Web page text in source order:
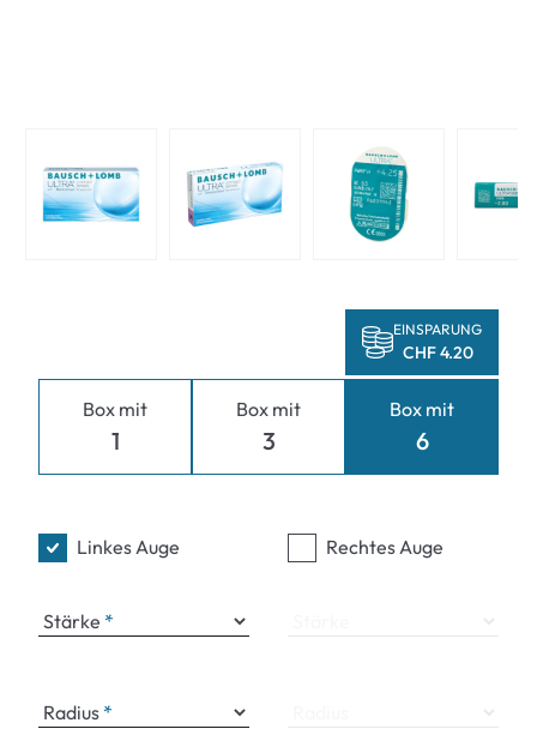
Box mit
1
Box mit
3
EINSPARUNG
CHF 4.20
Box mit
6
Linkes Auge
Stärke
Radius
Rechtes Auge